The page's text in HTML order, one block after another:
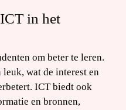
in het
om beter te leren.
wat de interest en
ICT biedt ook
en bronnen,